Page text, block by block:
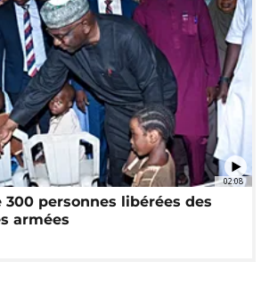
02:08
300 personnes libérées des
armées